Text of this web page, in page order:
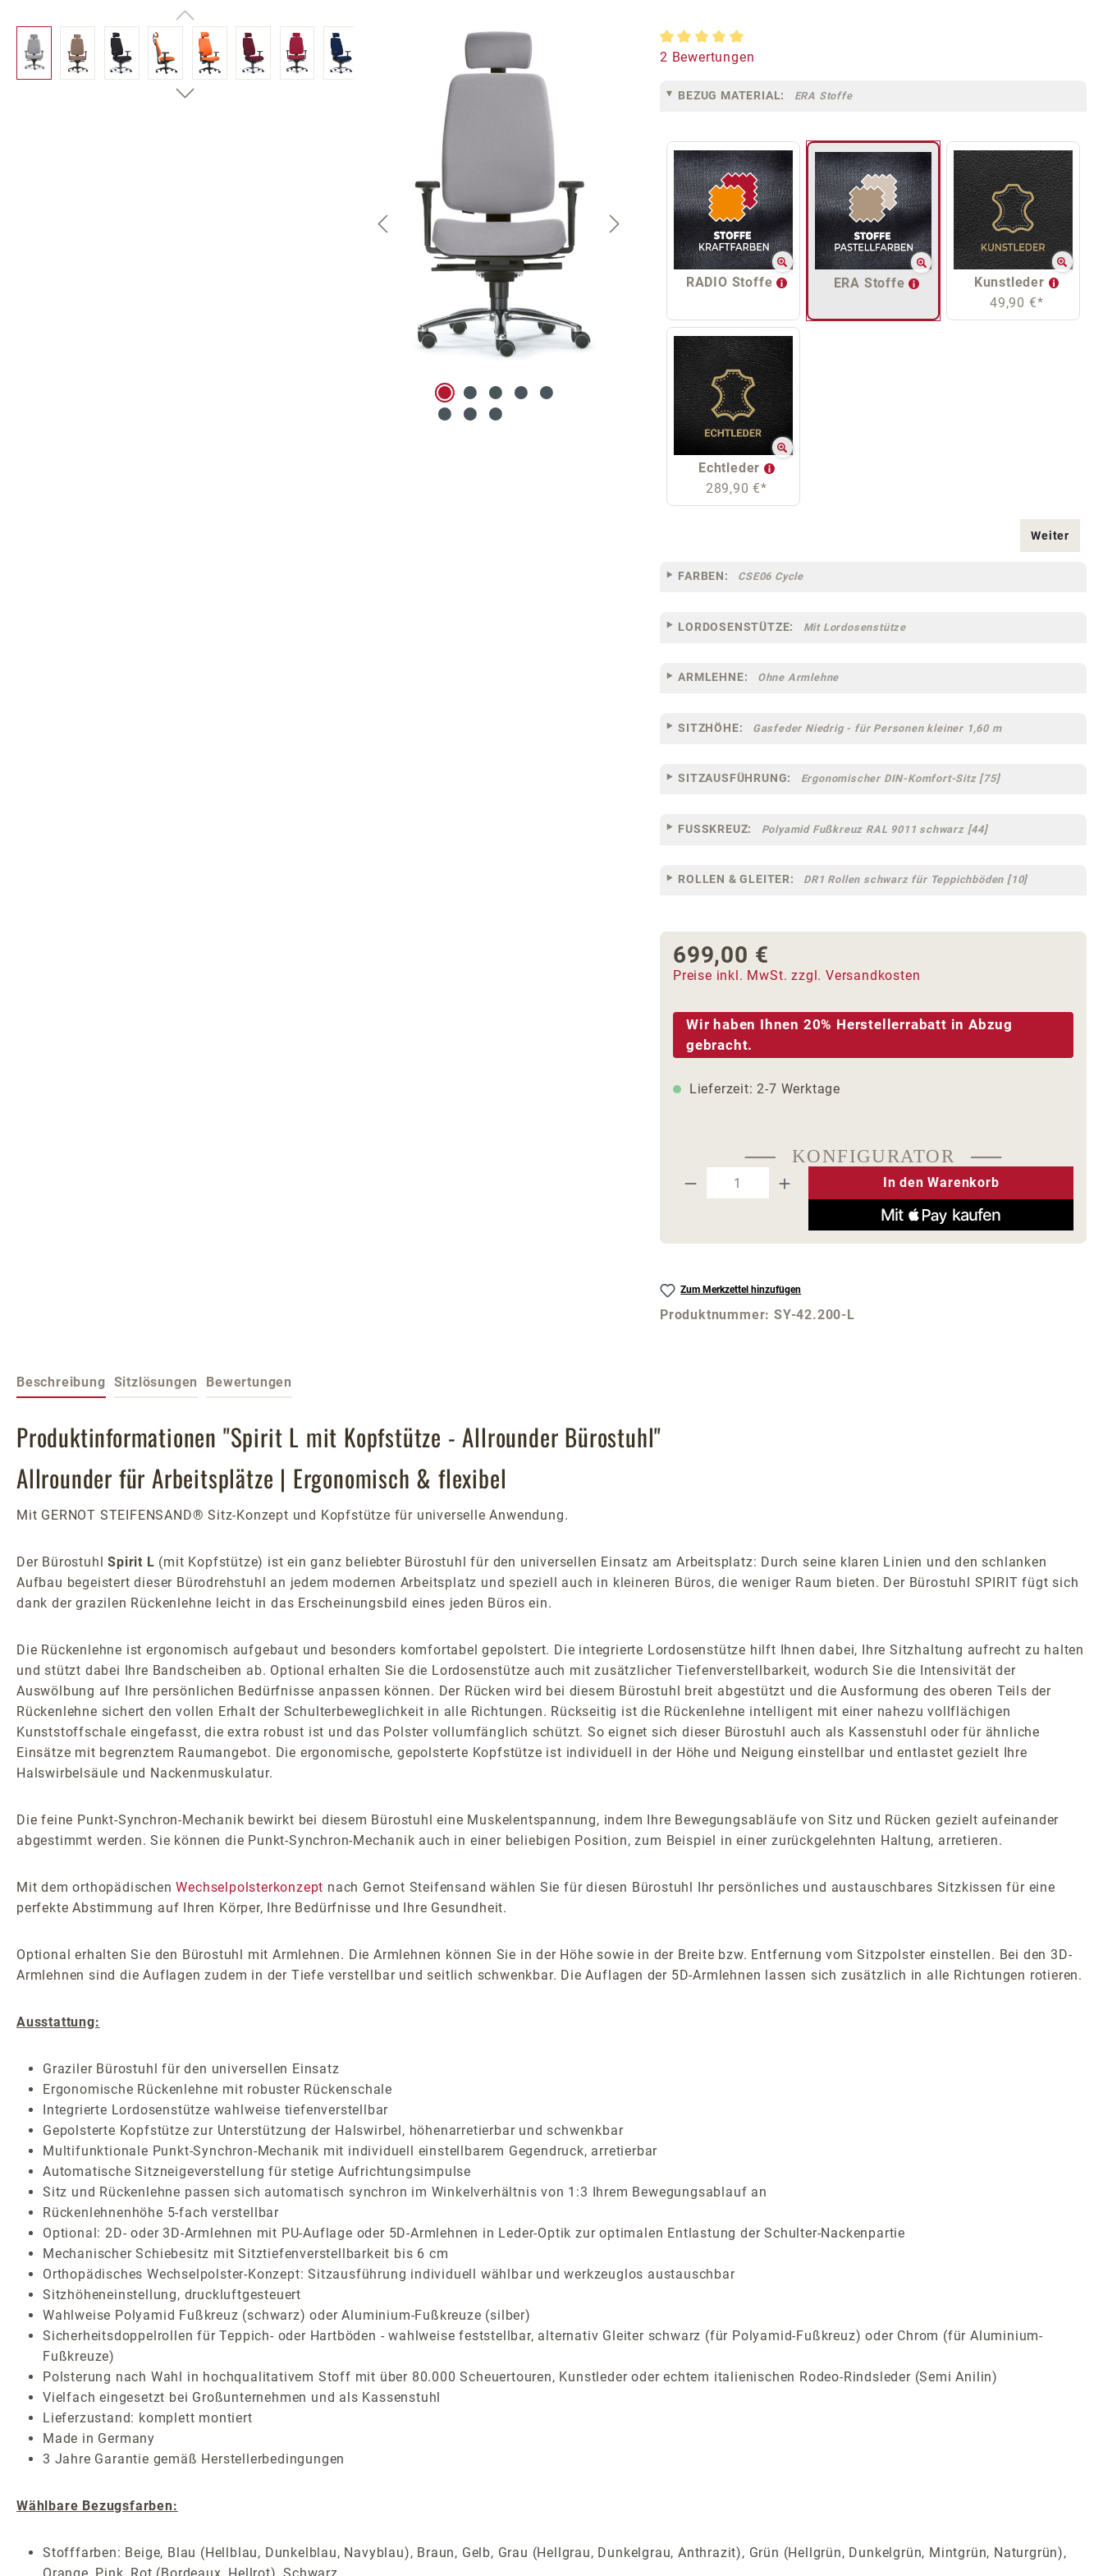
Bildergalerie überspringen
Durchschnittliche Bewertung von 5 von 5 Sternen
2 Bewertungen
BEZUG MATERIAL: ERA Stoffe
RADIO Stoffe ERA Stoffe
Kunstleder
49,90 €*
Echtleder
289,90 €*
Weiter
FARBEN: CSE06 Cycle
LORDOSENSTÜTZE: Mit Lordosenstütze
ARMLEHNE: Ohne Armlehne
SITZHÖHE: Gasfeder Niedrig - für Personen kleiner 1,60 m
SITZAUSFÜHRUNG: Ergonomischer DIN-Komfort-Sitz [75]
FUSSKREUZ: Polyamid Fußkreuz RAL 9011 schwarz [44]
ROLLEN & GLEITER: DR1 Rollen schwarz für Teppichböden [10]
Regulärer Preis:
699,00 €
Preise inkl. MwSt. zzgl. Versandkosten
Wir haben Ihnen 20% Herstellerrabatt in Abzug
gebracht.
Lieferzeit: 2-7 Werktage
KONFIGURATOR
Produkt Anzahl: Gib den gewünschten Wert
In den Warenkorb
Zum Merkzettel hinzufügen
Produktnummer:SY-42.200-L
Beschreibung Sitzlösungen Bewertungen
Produktinformationen "Spirit L mit Kopfstütze - Allrounder Bürostuhl"
Allrounder für Arbeitsplätze | Ergonomisch & flexibel
Mit GERNOT STEIFENSAND® Sitz-Konzept und Kopfstütze für universelle Anwendung.
Der BürostuhlSpirit L (mit Kopfstütze) ist ein ganz beliebter Bürostuhl für den universellen Einsatz am Arbeitsplatz: Durch seine klaren Linien und den schlanken
Aufbau begeistert dieser Bürodrehstuhl an jedem modernen Arbeitsplatz und speziell auch in kleineren Büros, die weniger Raum bieten. Der Bürostuhl SPIRIT fügt sich
dank der grazilen Rückenlehne leicht in das Erscheinungsbild eines jeden Büros ein.
Die Rückenlehne ist ergonomisch aufgebaut und besonders komfortabel gepolstert. Die integrierte Lordosenstütze hilft Ihnen dabei, Ihre Sitzhaltung aufrecht zu halten
und stützt dabei Ihre Bandscheiben ab. Optional erhalten Sie die Lordosenstütze auch mit zusätzlicher Tiefenverstellbarkeit, wodurch Sie die Intensivität der
Auswölbung auf Ihre persönlichen Bedürfnisse anpassen können. Der Rücken wird bei diesem Bürostuhl breit abgestützt und die Ausformung des oberen Teils der
Rückenlehne sichert den vollen Erhalt der Schulterbeweglichkeit in alle Richtungen. Rückseitig ist die Rückenlehne intelligent mit einer nahezu vollflächigen
Kunststoffschale eingefasst, die extra robust ist und das Polster vollumfänglich schützt. So eignet sich dieser Bürostuhl auch als Kassenstuhl oder für ähnliche
Einsätze mit begrenztem Raumangebot. Die ergonomische, gepolsterte Kopfstütze ist individuell in der Höhe und Neigung einstellbar und entlastet gezielt Ihre
Halswirbelsäule und Nackenmuskulatur.
Die feine Punkt-Synchron-Mechanik bewirkt bei diesem Bürostuhl eine Muskelentspannung, indem Ihre Bewegungsabläufe von Sitz und Rücken gezielt aufeinander
abgestimmt werden. Sie können die Punkt-Synchron-Mechanik auch in einer beliebigen Position, zum Beispiel in einer zurückgelehnten Haltung, arretieren.
Mit dem orthopädischenWechselpolsterkonzept nach Gernot Steifensand wählen Sie für diesen Bürostuhl Ihr persönliches und austauschbares Sitzkissen für eine
perfekte Abstimmung auf Ihren Körper, Ihre Bedürfnisse und Ihre Gesundheit.
Optional erhalten Sie den Bürostuhl mit Armlehnen. Die Armlehnen können Sie in der Höhe sowie in der Breite bzw. Entfernung vom Sitzpolster einstellen. Bei den 3D-
Armlehnen sind die Auflagen zudem in der Tiefe verstellbar und seitlich schwenkbar. Die Auflagen der 5D-Armlehnen lassen sich zusätzlich in alle Richtungen rotieren.
Ausstattung:
Graziler Bürostuhl für den universellen Einsatz
Ergonomische Rückenlehne mit robuster Rückenschale
Integrierte Lordosenstütze wahlweise tiefenverstellbar
Gepolsterte Kopfstütze zur Unterstützung der Halswirbel, höhenarretierbar und schwenkbar
Multifunktionale Punkt-Synchron-Mechanik mit individuell einstellbarem Gegendruck, arretierbar
Automatische Sitzneigeverstellung für stetige Aufrichtungsimpulse
Sitz und Rückenlehne passen sich automatisch synchron im Winkelverhältnis von 1:3 Ihrem Bewegungsablauf an
Rückenlehnenhöhe 5-fach verstellbar
Optional: 2D- oder 3D-Armlehnen mit PU-Auflage oder 5D-Armlehnen in Leder-Optik zur optimalen Entlastung der Schulter-Nackenpartie
Mechanischer Schiebesitz mit Sitztiefenverstellbarkeit bis 6 cm
Orthopädisches Wechselpolster-Konzept: Sitzausführung individuell wählbar und werkzeuglos austauschbar
Sitzhöheneinstellung, druckluftgesteuert
Wahlweise Polyamid Fußkreuz (schwarz) oder Aluminium-Fußkreuze (silber)
Sicherheitsdoppelrollen für Teppich- oder Hartböden - wahlweise feststellbar, alternativ Gleiter schwarz (für Polyamid-Fußkreuz) oder Chrom (für Aluminium-
Fußkreuze)
Polsterung nach Wahl in hochqualitativem Stoff mit über 80.000 Scheuertouren, Kunstleder oder echtem italienischen Rodeo-Rindsleder (Semi Anilin)
Vielfach eingesetzt bei Großunternehmen und als Kassenstuhl
Lieferzustand: komplett montiert
Made in Germany
3 Jahre Garantie gemäß Herstellerbedingungen
Wählbare Bezugsfarben:
Stofffarben: Beige, Blau (Hellblau, Dunkelblau, Navyblau), Braun, Gelb, Grau (Hellgrau, Dunkelgrau, Anthrazit), Grün (Hellgrün, Dunkelgrün, Mintgrün, Naturgrün),
Orange, Pink, Rot (Bordeaux, Hellrot), Schwarz